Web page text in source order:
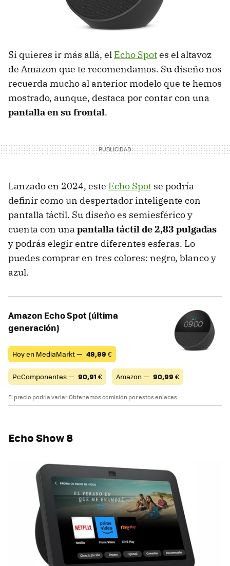
Si quieres ir más allá, el Echo Spotes el altavoz
de Amazon que te recomendamos. Su diseño nos
recuerda mucho al anterior modelo que te hemos
mostrado, aunque, destaca por contar con una
pantalla en su frontal.
Lanzado en 2024, este Echo Spot se podría
definir como un despertador inteligente con
pantalla táctil. Su diseño es semiesférico y
cuenta con una pantalla táctil de 2,83 pulgadas
y podrás elegir entre diferentes esferas. Lo
puedes comprar en tres colores: negro, blanco y
azul.
Amazon Echo Spot (última
generación)
Hoy en MediaMarkt — 49,99 €
PcComponentes — 90,91 € Amazon — 90,99 €
El precio podría variar. Obtenemos comisión por estos enlaces
Echo Show 8